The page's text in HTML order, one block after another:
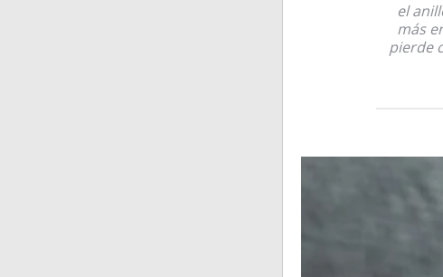
el
más
pierde